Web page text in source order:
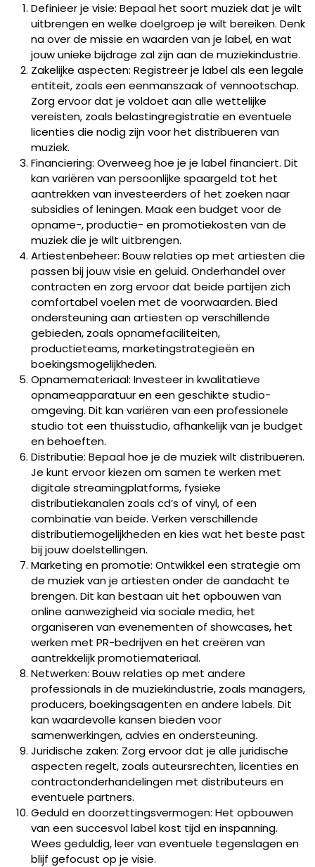
Definieer je visie: Bepaal het soort muziek dat je wilt
uitbrengen en welke doelgroep je wilt bereiken. Denk
na over de missie en waarden van je label, en wat
jouw unieke bijdrage zal zijn aan de muziekindustrie.
Zakelijke aspecten: Registreer je label als een legale
entiteit, zoals een eenmanszaak of vennootschap.
Zorg ervoor dat je voldoet aan alle wettelijke
vereisten, zoals belastingregistratie en eventuele
licenties die nodig zijn voor het distribueren van
muziek.
Financiering: Overweeg hoe je je label financiert. Dit
kan variëren van persoonlijke spaargeld tot het
aantrekken van investeerders of het zoeken naar
subsidies of leningen. Maak een budget voor de
opname-, productie- en promotiekosten van de
muziek die je wilt uitbrengen.
Artiestenbeheer: Bouw relaties op met artiesten die
passen bij jouw visie en geluid. Onderhandel over
contracten en zorg ervoor dat beide partijen zich
comfortabel voelen met de voorwaarden. Bied
ondersteuning aan artiesten op verschillende
gebieden, zoals opnamefaciliteiten,
productieteams, marketingstrategieën en
boekingsmogelijkheden.
Opnamemateriaal: Investeer in kwalitatieve
opnameapparatuur en een geschikte studio-
omgeving. Dit kan variëren van een professionele
studio tot een thuisstudio, afhankelijk van je budget
en behoeften.
Distributie: Bepaal hoe je de muziek wilt distribueren.
Je kunt ervoor kiezen om samen te werken met
digitale streamingplatforms, fysieke
distributiekanalen zoals cd’s of vinyl, of een
combinatie van beide. Verken verschillende
distributiemogelijkheden en kies wat het beste past
bij jouw doelstellingen.
Marketing en promotie: Ontwikkel een strategie om
de muziek van je artiesten onder de aandacht te
brengen. Dit kan bestaan uit het opbouwen van
online aanwezigheid via sociale media, het
organiseren van evenementen of showcases, het
werken met PR-bedrijven en het creëren van
aantrekkelijk promotiemateriaal.
Netwerken: Bouw relaties op met andere
professionals in de muziekindustrie, zoals managers,
producers, boekingsagenten en andere labels. Dit
kan waardevolle kansen bieden voor
samenwerkingen, advies en ondersteuning.
Juridische zaken: Zorg ervoor dat je alle juridische
aspecten regelt, zoals auteursrechten, licenties en
contractonderhandelingen met distributeurs en
eventuele partners.
Geduld en doorzettingsvermogen: Het opbouwen
van een succesvol label kost tijd en inspanning.
Wees geduldig, leer van eventuele tegenslagen en
blijf gefocust op je visie.